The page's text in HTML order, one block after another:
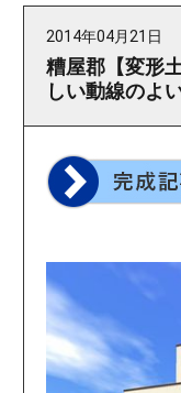
2014年04月21日
糟屋郡【変形
しい動線のよ